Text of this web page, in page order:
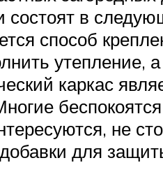
в
способ
каркас
не
для